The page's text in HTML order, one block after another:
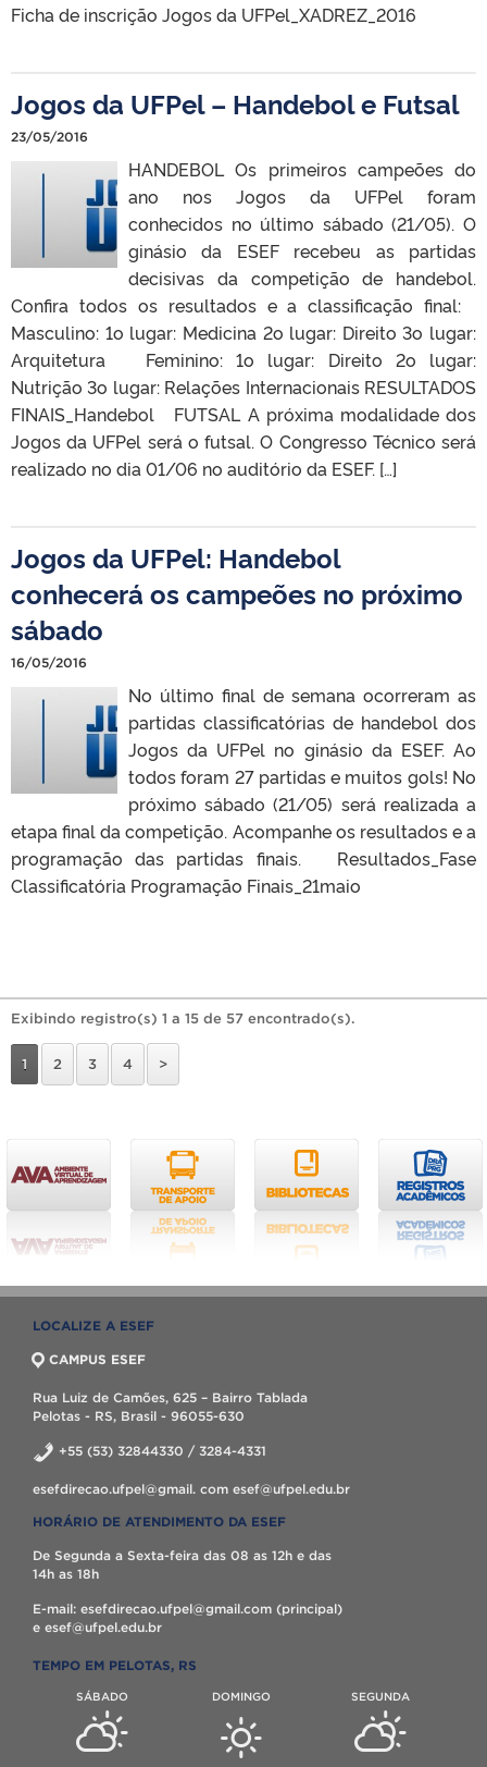
Ficha de inscrição Jogos da UFPel_XADREZ_2016
Jogos da UFPel – Handebol e Futsal
23/05/2016
HANDEBOL Os primeiros campeões do
ano nos Jogos da UFPel foram
conhecidos no último sábado (21/05). O
ginásio da ESEF recebeu as partidas
decisivas da competição de handebol.
Confira todos os resultados e a classificação final:
Masculino: 1o lugar: Medicina 2o lugar: Direito 3o lugar:
Arquitetura Feminino: 1o lugar: Direito 2o lugar:
Nutrição 3o lugar: Relações Internacionais RESULTADOS
FINAIS_Handebol FUTSAL A próxima modalidade dos
Jogos da UFPel será o futsal. O Congresso Técnico será
realizado no dia 01/06 no auditório da ESEF. […]
Jogos da UFPel: Handebol
conhecerá os campeões no próximo
sábado
16/05/2016
No último final de semana ocorreram as
partidas classificatórias de handebol dos
Jogos da UFPel no ginásio da ESEF. Ao
todos foram 27 partidas e muitos gols! No
próximo sábado (21/05) será realizada a
etapa final da competição. Acompanhe os resultados e a
programação das partidas finais. Resultados_Fase
Classificatória Programação Finais_21maio
Exibindo registro(s) 1 a 15 de 57 encontrado(s).
1 2 3 4 >
LOCALIZE A ESEF
CAMPUS ESEF
Rua Luiz de Camões, 625 – Bairro Tablada
Pelotas - RS, Brasil - 96055-630
+55 (53) 32844330 / 3284-4331
esefdirecao.ufpel@gmail. com esef@ufpel.edu.br
HORÁRIO DE ATENDIMENTO DA ESEF
De Segunda a Sexta-feira das 08 as 12h e das
14h as 18h
E-mail: esefdirecao.ufpel@gmail.com (principal)
e esef@ufpel.edu.br
TEMPO EM PELOTAS, RS
SÁBADO DOMINGO SEGUNDA